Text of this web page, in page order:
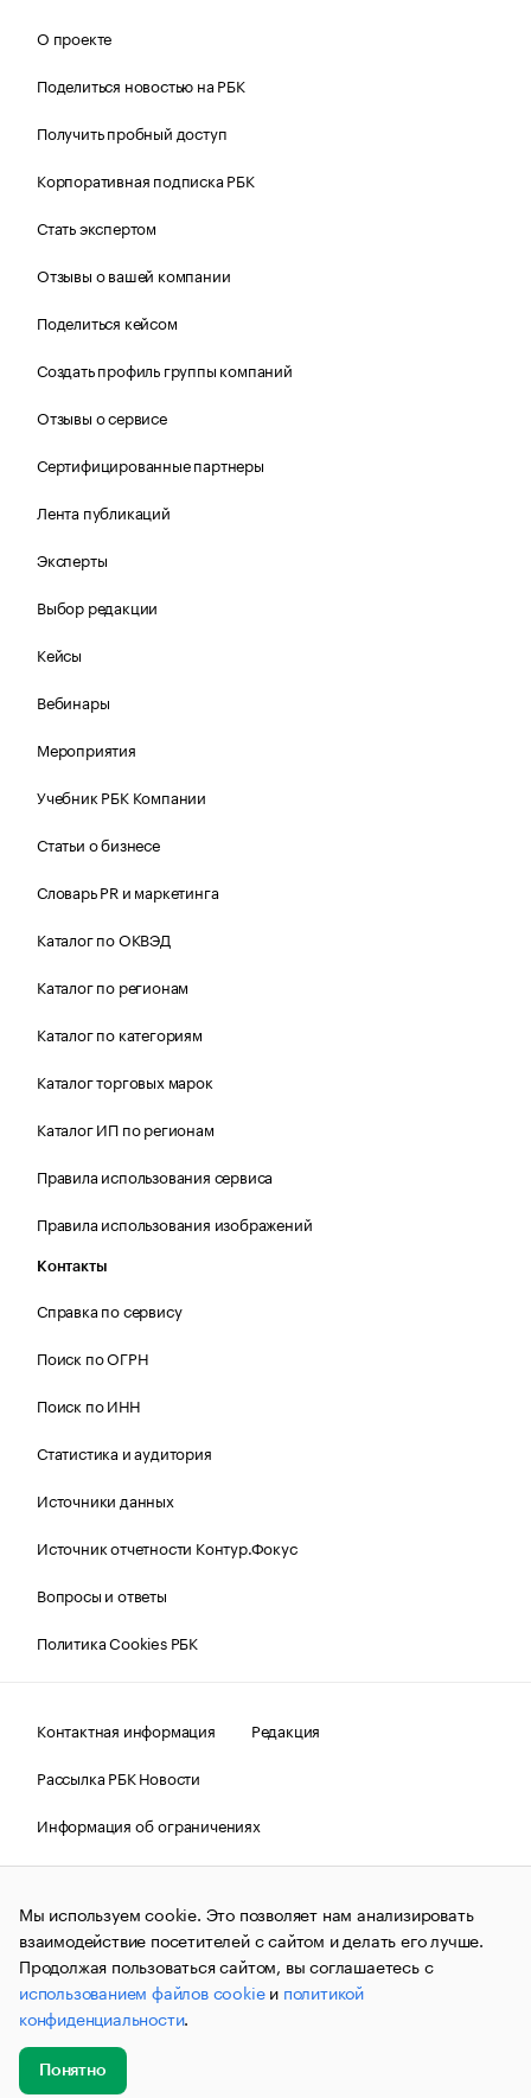
О проекте
Поделиться новостью на РБК
Получить пробный доступ
Корпоративная подписка РБК
Стать экспертом
Отзывы о вашей компании
Поделиться кейсом
Создать профиль группы компаний
Отзывы о сервисе
Сертифицированные партнеры
Лента публикаций
Эксперты
Выбор редакции
Кейсы
Вебинары
Мероприятия
Учебник РБК Компании
Статьи о бизнесе
Словарь PR и маркетинга
Каталог по ОКВЭД
Каталог по регионам
Каталог по категориям
Каталог торговых марок
Каталог ИП по регионам
Правила использования сервиса
Правила использования изображений
Контакты
Справка по сервису
Поиск по ОГРН
Поиск по ИНН
Статистика и аудитория
Источники данных
Источник отчетности Контур.Фокус
Вопросы и ответы
Политика Cookies РБК
Контактная информация
Редакция
Рассылка РБК Новости
Информация об ограничениях
Правовая информация
О соблюдении авторских прав
© АО «РОСБИЗНЕСКОНСАЛТИНГ»,1995–2026.Сообщения
и материалы информационного агентства «РБК»
(зарегистрировано Федеральной службой по надзору в сфере
связи, информационных технологий и массовых
коммуникаций (Роскомнадзор) 09.12.2015 за номером ИА
№ФС77-63848) сопровождаются пометкой «РБК». Отдельные
публикации могут содержать информацию,
не предназначенную для пользователей
до 18 лет.
Мы используем cookie. Это позволяет нам анализировать
взаимодействие посетителей с сайтом и делать его лучше.
Продолжая пользоваться сайтом, вы соглашаетесь с
использованием файлов cookieи политикой
конфиденциальности.
Понятно